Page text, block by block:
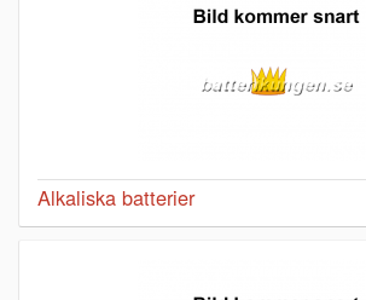
Alkaliska batterier